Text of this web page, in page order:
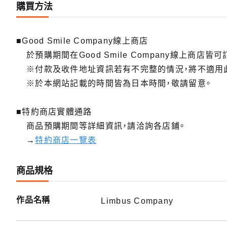
購買方法
■Good Smile Company線上商店
於預購期間在Good Smile Company線上商店皆可訂
※付款及收件地址資訊若有不完整的情況，將不適用
※於本網站記載的時間皆為日本時間，敬請留意。
■特約商店實體通路
商品預購期間等詳細資訊，請洽詢各店鋪。
→特約商店一覽表
商品規格
作品名稱 Limbus Company